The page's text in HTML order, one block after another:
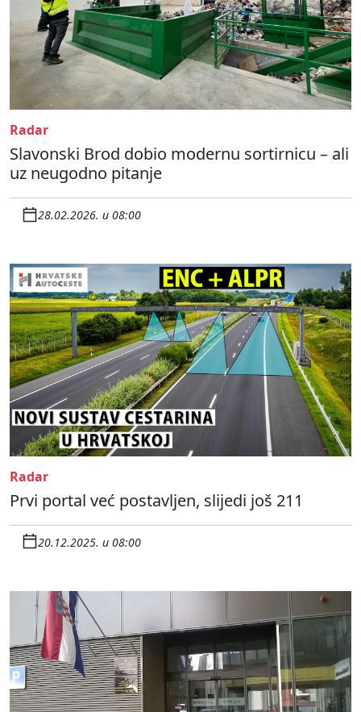
Radar
Slavonski Brod dobio modernu sortirnicu – ali
uz neugodno pitanje
28.02.2026. u 08:00
Radar
Prvi portal već postavljen, slijedi još 211
20.12.2025. u 08:00